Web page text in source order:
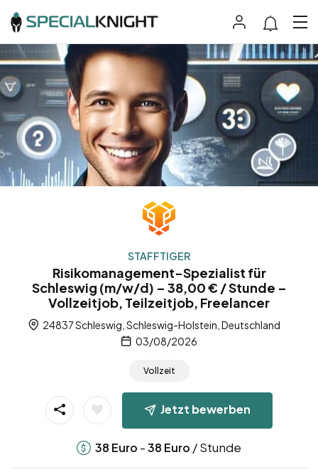
STAFFTIGER
Risikomanagement-Spezialist für
Schleswig (m/w/d) – 38,00 € / Stunde –
Vollzeitjob, Teilzeitjob, Freelancer
24837 Schleswig, Schleswig-Holstein, Deutschland
03/08/2026
Vollzeit
Jetzt bewerben
38 Euro -38 Euro / Stunde